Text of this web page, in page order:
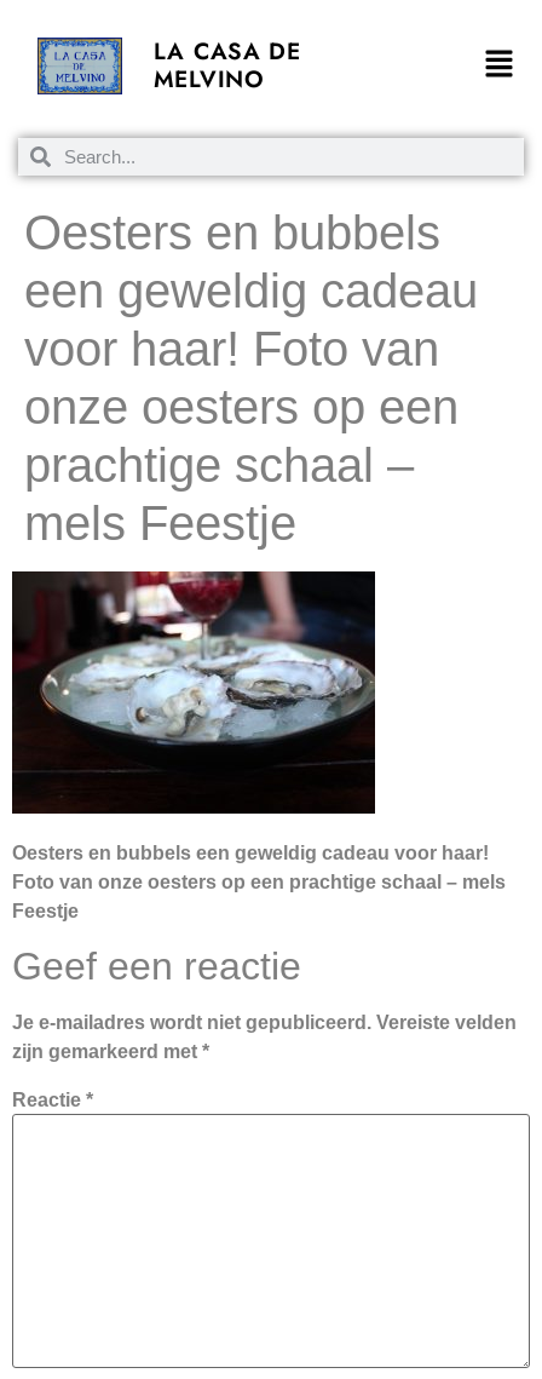
LA CASA DE
MELVINO
Oesters en bubbels
een geweldig cadeau
voor haar! Foto van
onze oesters op een
prachtige schaal –
mels Feestje
Oesters en bubbels een geweldig cadeau voor haar!
Foto van onze oesters op een prachtige schaal – mels
Feestje
Geef een reactie
Je e-mailadres wordt niet gepubliceerd. Vereiste velden
zijn gemarkeerd met *
Reactie *